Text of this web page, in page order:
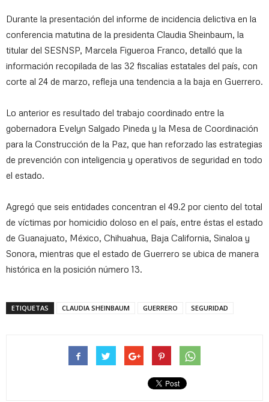
Durante la presentación del informe de incidencia delictiva en la
conferencia matutina de la presidenta Claudia Sheinbaum, la
titular del SESNSP, Marcela Figueroa Franco, detalló que la
información recopilada de las 32 fiscalías estatales del país, con
corte al 24 de marzo, refleja una tendencia a la baja en Guerrero.
Lo anterior es resultado del trabajo coordinado entre la
gobernadora Evelyn Salgado Pineda y la Mesa de Coordinación
para la Construcción de la Paz, que han reforzado las estrategias
de prevención con inteligencia y operativos de seguridad en todo
el estado.
Agregó que seis entidades concentran el 49.2 por ciento del total
de víctimas por homicidio doloso en el país, entre éstas el estado
de Guanajuato, México, Chihuahua, Baja California, Sinaloa y
Sonora, mientras que el estado de Guerrero se ubica de manera
histórica en la posición número 13.
ETIQUETAS CLAUDIA SHEINBAUM GUERRERO SEGURIDAD